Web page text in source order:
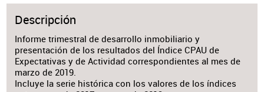
Descripción
Informe trimestral de desarrollo inmobiliario y
presentación de los resultados del Índice CPAU de
Expectativas y de Actividad correspondientes al mes de
marzo de 2019.
Incluye la serie histórica con los valores de los índices